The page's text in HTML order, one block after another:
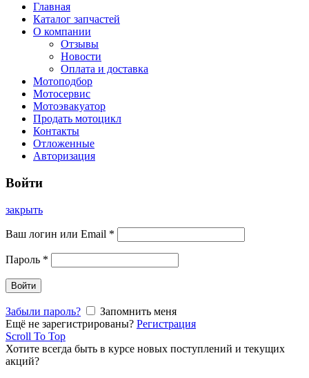
Главная
Каталог запчастей
О компании
Отзывы
Новости
Оплата и доставка
Мотоподбор
Мотосервис
Мотоэвакуатор
Продать мотоцикл
Контакты
Отложенные
Авторизация
Войти
закрыть
Ваш логин или Email *
Пароль *
Войти
Забыли пароль?
Запомнить меня
Ещё не зарегистрированы? Регистрация
Scroll To Top
Хотите всегда быть в курсе новых поступлений и текущих
акций?